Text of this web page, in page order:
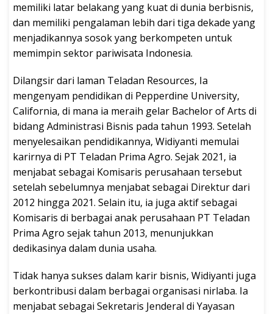
memiliki latar belakang yang kuat di dunia berbisnis,
dan memiliki pengalaman lebih dari tiga dekade yang
menjadikannya sosok yang berkompeten untuk
memimpin sektor pariwisata Indonesia.
Dilangsir dari laman Teladan Resources, Ia
mengenyam pendidikan di Pepperdine University,
California, di mana ia meraih gelar Bachelor of Arts di
bidang Administrasi Bisnis pada tahun 1993. Setelah
menyelesaikan pendidikannya, Widiyanti memulai
karirnya di PT Teladan Prima Agro. Sejak 2021, ia
menjabat sebagai Komisaris perusahaan tersebut
setelah sebelumnya menjabat sebagai Direktur dari
2012 hingga 2021. Selain itu, ia juga aktif sebagai
Komisaris di berbagai anak perusahaan PT Teladan
Prima Agro sejak tahun 2013, menunjukkan
dedikasinya dalam dunia usaha.
Tidak hanya sukses dalam karir bisnis, Widiyanti juga
berkontribusi dalam berbagai organisasi nirlaba. Ia
menjabat sebagai Sekretaris Jenderal di Yayasan